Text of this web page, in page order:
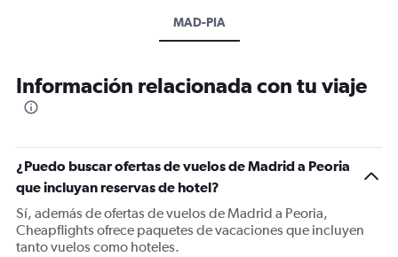
MAD-PIA
Información relacionada con tu viaje
¿Puedo buscar ofertas de vuelos de Madrid a Peoria
que incluyan reservas de hotel?
Sí, además de ofertas de vuelos de Madrid a Peoria,
Cheapflights ofrece paquetes de vacaciones que incluyen
tanto vuelos como hoteles.